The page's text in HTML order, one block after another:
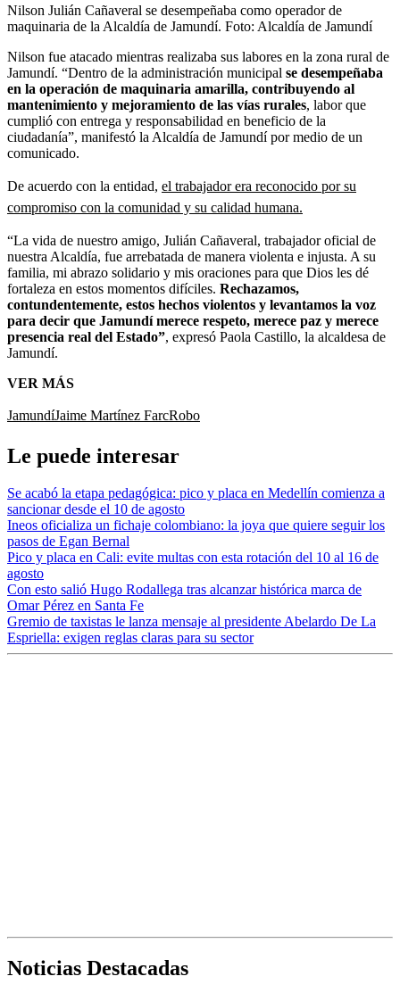
Nilson Julián Cañaveral se desempeñaba como operador de
maquinaria de la Alcaldía de Jamundí. Foto: Alcaldía de Jamundí
Nilson fue atacado mientras realizaba sus labores en la zona rural de
Jamundí. “Dentro de la administración municipal se desempeñaba
en la operación de maquinaria amarilla, contribuyendo al
mantenimiento y mejoramiento de las vías rurales, labor que
cumplió con entrega y responsabilidad en beneficio de la
ciudadanía”, manifestó la Alcaldía de Jamundí por medio de un
comunicado.
De acuerdo con la entidad, el trabajador era reconocido por su
compromiso con la comunidad y su calidad humana.
“La vida de nuestro amigo, Julián Cañaveral, trabajador oficial de
nuestra Alcaldía, fue arrebatada de manera violenta e injusta. A su
familia, mi abrazo solidario y mis oraciones para que Dios les dé
fortaleza en estos momentos difíciles. Rechazamos,
contundentemente, estos hechos violentos y levantamos la voz
para decir que Jamundí merece respeto, merece paz y merece
presencia real del Estado”, expresó Paola Castillo, la alcaldesa de
Jamundí.
VER MÁS
JamundíJaime Martínez FarcRobo
Le puede interesar
Se acabó la etapa pedagógica: pico y placa en Medellín comienza a
sancionar desde el 10 de agosto
Ineos oficializa un fichaje colombiano: la joya que quiere seguir los
pasos de Egan Bernal
Pico y placa en Cali: evite multas con esta rotación del 10 al 16 de
agosto
Con esto salió Hugo Rodallega tras alcanzar histórica marca de
Omar Pérez en Santa Fe
Gremio de taxistas le lanza mensaje al presidente Abelardo De La
Espriella: exigen reglas claras para su sector
Noticias Destacadas